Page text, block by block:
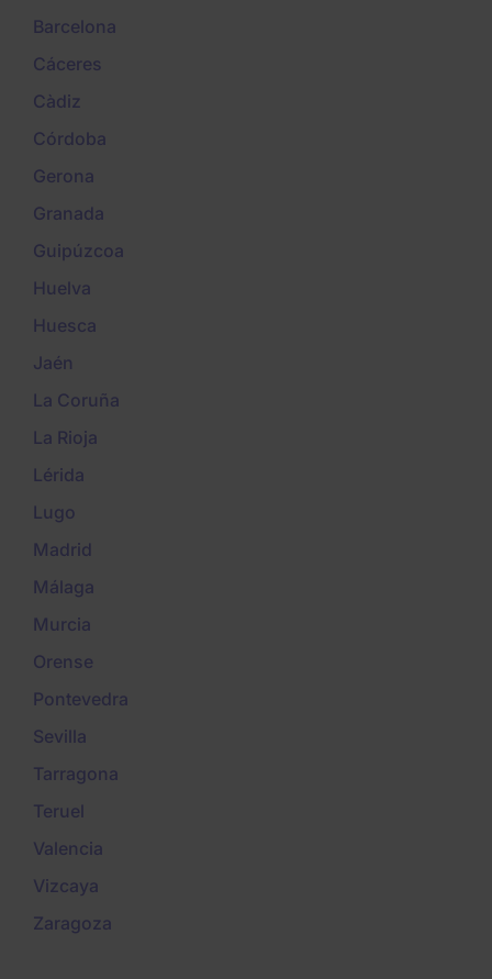
Barcelona
Cáceres
Càdiz
Córdoba
Gerona
Granada
Guipúzcoa
Huelva
Huesca
Jaén
La Coruña
La Rioja
Lérida
Lugo
Madrid
Málaga
Murcia
Orense
Pontevedra
Sevilla
Tarragona
Teruel
Valencia
Vizcaya
Zaragoza